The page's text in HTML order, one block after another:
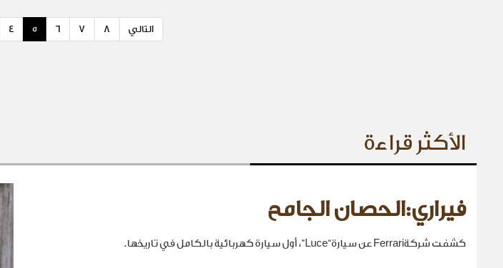
4 5 6 7 8 التالي
الأكثر قراءة
فيراري:الحصان الجامح
كشفت شركةFerrari عن سيارة“Luce”، أول سيارة كهربائية بالكامل في تاريخها.